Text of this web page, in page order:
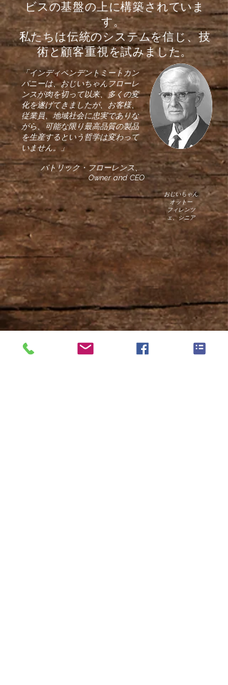
ビスの基盤の上に構築されていま
す。
私たちは伝統のシステムを信じ、技
術と顧客重視を試みました。
「インディペンデントミートカン
パニーは、おじいちゃんフローレ
ンスが肉を切って以来、多くの変
化を遂げてきましたが、お客様、
従業員、地域社会に忠実でありな
がら、可能な限り最高品質の製品
を生産するという哲学は変わって
いません。」
パトリック・フローレンス、
Owner and CEO
おじいちゃん
オットー
フィレンツ
ェ、シニア